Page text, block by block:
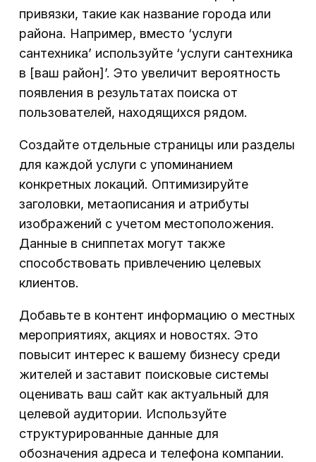
привязки, такие как название города или
района. Например, вместо ‘услуги
сантехника’ используйте ‘услуги сантехника
в [ваш район]’. Это увеличит вероятность
появления в результатах поиска от
пользователей, находящихся рядом.
Создайте отдельные страницы или разделы
для каждой услуги с упоминанием
конкретных локаций. Оптимизируйте
заголовки, метаописания и атрибуты
изображений с учетом местоположения.
Данные в сниппетах могут также
способствовать привлечению целевых
клиентов.
Добавьте в контент информацию о местных
мероприятиях, акциях и новостях. Это
повысит интерес к вашему бизнесу среди
жителей и заставит поисковые системы
оценивать ваш сайт как актуальный для
целевой аудитории. Используйте
структурированные данные для
обозначения адреса и телефона компании.